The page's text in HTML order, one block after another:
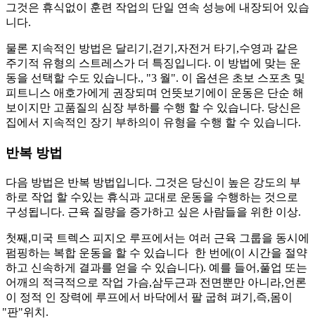
그것은 휴식없이 훈련 작업의 단일 연속 성능에 내장되어 있습
니다.
물론 지속적인 방법은 달리기,걷기,자전거 타기,수영과 같은
주기적 유형의 스트레스가 더 특징입니다. 이 방법에 맞는 운
동을 선택할 수도 있습니다., "3 월". 이 옵션은 초보 스포츠 및
피트니스 애호가에게 권장되며 언뜻보기에이 운동은 단순 해
보이지만 고품질의 심장 부하를 수행 할 수 있습니다. 당신은
집에서 지속적인 장기 부하의이 유형을 수행 할 수 있습니다.
반복 방법
다음 방법은 반복 방법입니다. 그것은 당신이 높은 강도의 부
하로 작업 할 수있는 휴식과 교대로 운동을 수행하는 것으로
구성됩니다. 근육 질량을 증가하고 싶은 사람들을 위한 이상.
첫째,미국 트렉스 피지오 루프에서는 여러 근육 그룹을 동시에
펌핑하는 복합 운동을 할 수 있습니다 한 번에(이
시간을 절약
하고 신속하게 결과를 얻을 수 있습니다). 예를 들어,풀업 또는
어깨의 적극적으로 작업 가슴,삼두근과 전면뿐만 아니라,언론
이 정적 인 장력에 루프에서 바닥에서 팔 굽혀 펴기,즉,몸이
"판"위치.